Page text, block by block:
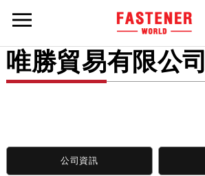
唯勝貿易有限公司
公司資訊